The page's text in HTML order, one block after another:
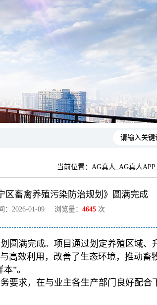
当前位置： AG真人_AG真人
区畜禽养殖污染防治规划》圆满完成
：2026-01-09 浏览量： 4645 次
圆满完成。项目通过划定养殖区域、
高效利用，改善了生态环境，推动畜
”。
要求，在与业主各生产部门良好配合